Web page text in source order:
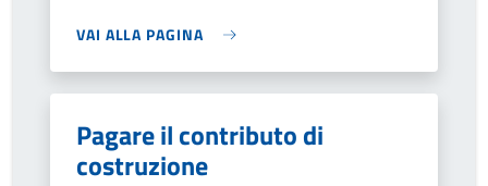
VAI ALLA PAGINA
Pagare il contributo di
costruzione